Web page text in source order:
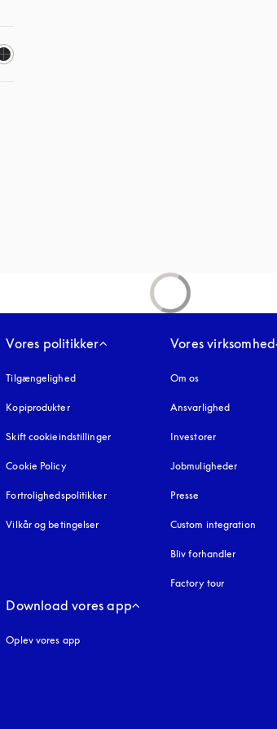
Vores politikker
Tilgængelighedåbnes under en ny fane
Kopiprodukteråbnes under en ny fane
Skift cookieindstillinger
Cookie Policyåbnes under en ny fane
Fortrolighedspolitikkeråbnes under en ny fane
Vilkår og betingelser
Vores virksomhed
Om os
Ansvarlighed
Investorer
Jobmuligheder
Presse
Custom integration
Bliv forhandler
Factory tour
Download vores app
Oplev vores app